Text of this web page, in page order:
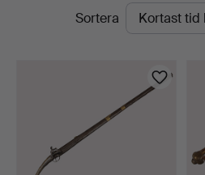
Auktionsbyrå
PågåendeSortera